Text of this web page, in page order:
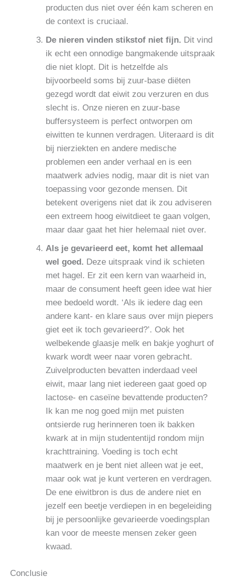
producten dus niet over één kam scheren en
de context is cruciaal.
De nieren vinden stikstof niet fijn. Dit vind
ik echt een onnodige bangmakende uitspraak
die niet klopt. Dit is hetzelfde als
bijvoorbeeld soms bij zuur-base diëten
gezegd wordt dat eiwit zou verzuren en dus
slecht is. Onze nieren en zuur-base
buffersysteem is perfect ontworpen om
eiwitten te kunnen verdragen. Uiteraard is dit
bij nierziekten en andere medische
problemen een ander verhaal en is een
maatwerk advies nodig, maar dit is niet van
toepassing voor gezonde mensen. Dit
betekent overigens niet dat ik zou adviseren
een extreem hoog eiwitdieet te gaan volgen,
maar daar gaat het hier helemaal niet over.
Als je gevarieerd eet, komt het allemaal
wel goed. Deze uitspraak vind ik schieten
met hagel. Er zit een kern van waarheid in,
maar de consument heeft geen idee wat hier
mee bedoeld wordt. ‘Als ik iedere dag een
andere kant- en klare saus over mijn piepers
giet eet ik toch gevarieerd?’. Ook het
welbekende glaasje melk en bakje yoghurt of
kwark wordt weer naar voren gebracht.
Zuivelproducten bevatten inderdaad veel
eiwit, maar lang niet iedereen gaat goed op
lactose- en caseïne bevattende producten?
Ik kan me nog goed mijn met puisten
ontsierde rug herinneren toen ik bakken
kwark at in mijn studententijd rondom mijn
krachttraining. Voeding is toch echt
maatwerk en je bent niet alleen wat je eet,
maar ook wat je kunt verteren en verdragen.
De ene eiwitbron is dus de andere niet en
jezelf een beetje verdiepen in en begeleiding
bij je persoonlijke gevarieerde voedingsplan
kan voor de meeste mensen zeker geen
kwaad.
Conclusie